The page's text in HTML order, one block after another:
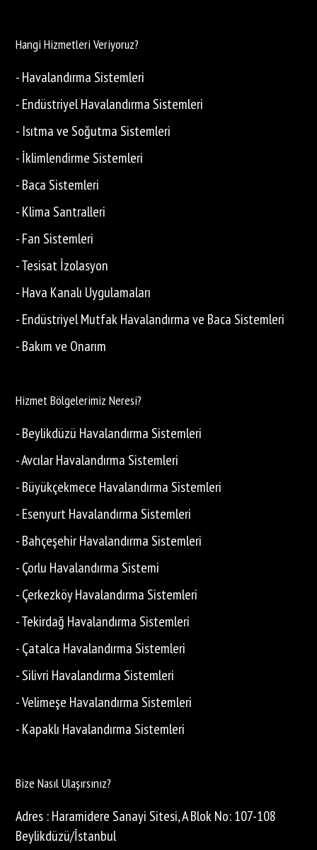
Hangi Hizmetleri Veriyoruz?
- Havalandırma Sistemleri
- Endüstriyel Havalandırma Sistemleri
- Isıtma ve Soğutma Sistemleri
- İklimlendirme Sistemleri
- Baca Sistemleri
- Klima Santralleri
- Fan Sistemleri
- Tesisat İzolasyon
- Hava Kanalı Uygulamaları
- Endüstriyel Mutfak Havalandırma ve Baca Sistemleri
- Bakım ve Onarım
Hizmet Bölgelerimiz Neresi?
- Beylikdüzü Havalandırma Sistemleri
- Avcılar Havalandırma Sistemleri
- Büyükçekmece Havalandırma Sistemleri
- Esenyurt Havalandırma Sistemleri
- Bahçeşehir Havalandırma Sistemleri
- Çorlu Havalandırma Sistemi
- Çerkezköy Havalandırma Sistemleri
- Tekirdağ Havalandırma Sistemleri
- Çatalca Havalandırma Sistemleri
- Silivri Havalandırma Sistemleri
- Velimeşe Havalandırma Sistemleri
- Kapaklı Havalandırma Sistemleri
Bize Nasıl Ulaşırsınız?
Adres : Haramidere Sanayi Sitesi, A Blok No: 107-108
Beylikdüzü/İstanbul